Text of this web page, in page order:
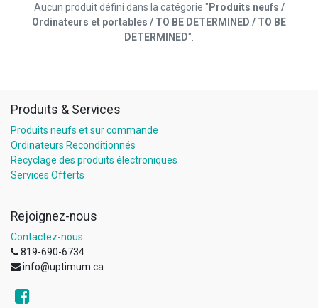
Aucun produit défini dans la catégorie " Produits neufs /
Ordinateurs et portables / TO BE DETERMINED / TO BE
DETERMINED".
Produits & Services
Produits neufs et sur commande
Ordinateurs Reconditionnés
Recyclage des produits électroniques
Services Offerts
Rejoignez-nous
Contactez-nous
819-690-6734
info@uptimum.ca